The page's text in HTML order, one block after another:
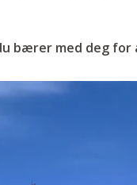
bærer med deg for